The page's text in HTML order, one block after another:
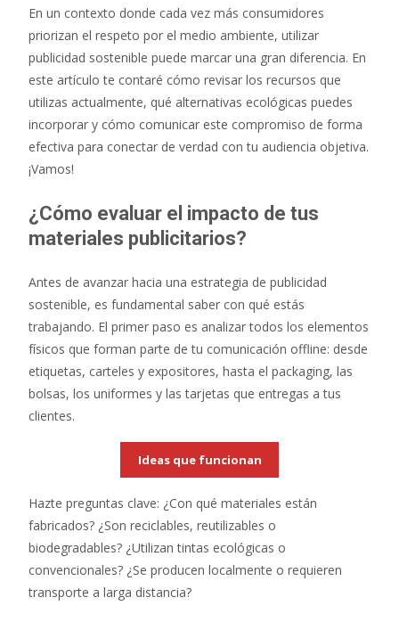
En un contexto donde cada vez más consumidores
priorizan el respeto por el medio ambiente, utilizar
publicidad sostenible puede marcar una gran diferencia. En
este artículo te contaré cómo revisar los recursos que
utilizas actualmente, qué alternativas ecológicas puedes
incorporar y cómo comunicar este compromiso de forma
efectiva para conectar de verdad con tu audiencia objetiva.
¡Vamos!
¿Cómo evaluar el impacto de tus
materiales publicitarios?
Antes de avanzar hacia una estrategia de publicidad
sostenible, es fundamental saber con qué estás
trabajando. El primer paso es analizar todos los elementos
físicos que forman parte de tu comunicación offline: desde
etiquetas, carteles y expositores, hasta el packaging, las
bolsas, los uniformes y las tarjetas que entregas a tus
clientes.
Ideas que funcionan
Hazte preguntas clave: ¿Con qué materiales están
fabricados? ¿Son reciclables, reutilizables o
biodegradables? ¿Utilizan tintas ecológicas o
convencionales? ¿Se producen localmente o requieren
transporte a larga distancia?